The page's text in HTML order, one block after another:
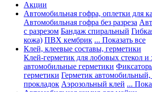
Акции
Автомобильная гофра, оплетки для
Автомобильная гофра без разреза
с разрезом Бандаж спиральный
кожа) ПВХ кембрик ... Показать все
Клей, клеевые составы, герметики
Клей-герметик для лобовых стекол и
автомобильные герметики
герметики Герметик
прокладок Аэрозольный клей ...